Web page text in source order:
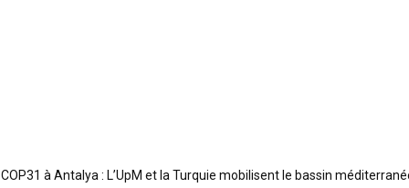
COP31 à Antalya : L’UpM et la Turquie mobilisent le bassin